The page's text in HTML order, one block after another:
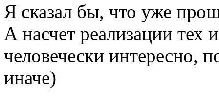
Я сказал бы, что уже
А насчет реализации
человечески интересно,
иначе)